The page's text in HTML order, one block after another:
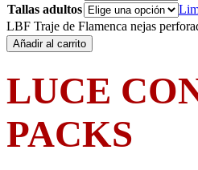
Tallas adultos
LBF Traje de Flamenca nejas
Añadir al carrito
LUCE
PACKS